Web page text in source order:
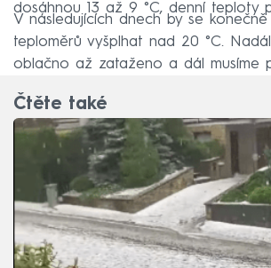
dosáhnou 13 až 9 °C, denní teploty
V následujících dnech by se
teploměrů vyšplhat nad 20 °C.
oblačno až zataženo a dál musíme
Čtěte také